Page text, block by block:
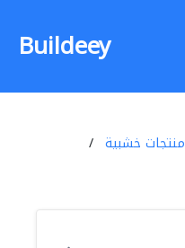
Buildeey
منتجات خشبية